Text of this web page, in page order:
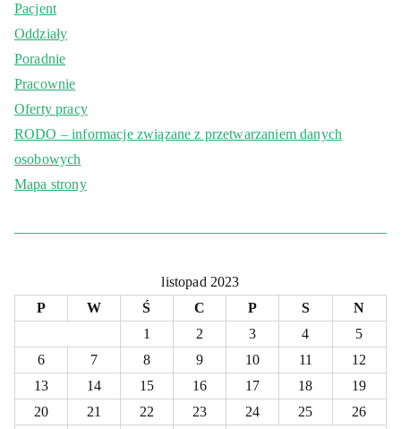
Pacjent
Oddziały
Poradnie
Pracownie
Oferty pracy
RODO – informacje związane z przetwarzaniem danych
osobowych
Mapa strony
listopad 2023
P
W Ś C P S
N
1
2 3 4
5
6
7 8 9 10 11
12
13
14 15 16 17 18
19
20
21 22 23 24 25
26